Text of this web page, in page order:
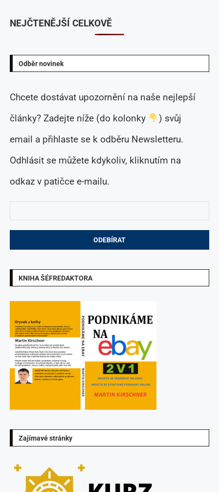
Odběr novinek
Chcete dostávat upozornění na naše nejlepší
články? Zadejte níže (do kolonky
) svůj
email a přihlaste se k odběru Newsletteru.
Odhlásit se můžete kdykoliv, kliknutím na
odkaz v patičce e-mailu.
KNIHA ŠÉFREDAKTORA
Zajímavé stránky
NEJČTENĚJŠÍ CELKOVĚ